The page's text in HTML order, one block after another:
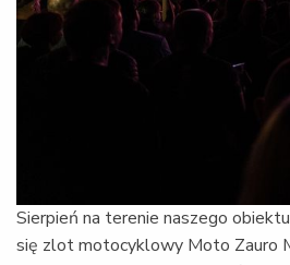
Sierpień na terenie naszego
się zlot motocyklowy Moto Zauro